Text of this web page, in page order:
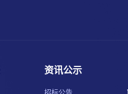
资讯公示